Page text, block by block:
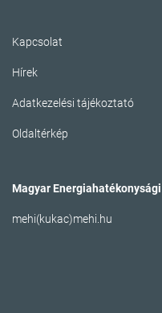
Kapcsolat
Hírek
Adatkezelési tájékoztató
Oldaltérkép
Magyar
mehi(kukac)mehi.hu